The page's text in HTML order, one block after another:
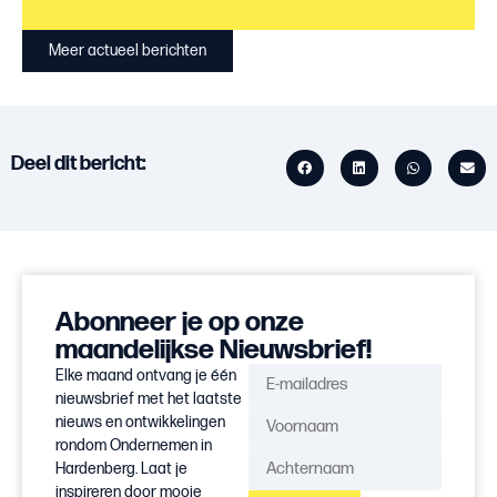
Meer actueel berichten
Deel dit bericht:
Abonneer je op onze
maandelijkse Nieuwsbrief!
Elke maand ontvang je één
nieuwsbrief met het laatste
nieuws en ontwikkelingen
rondom Ondernemen in
Hardenberg. Laat je
inspireren door mooie